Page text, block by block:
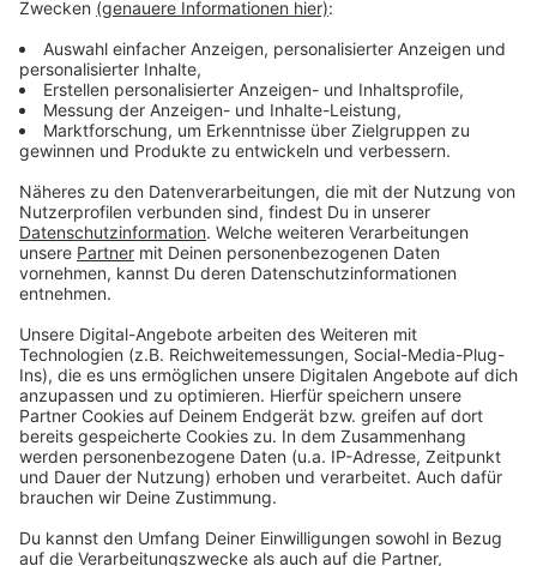
kann man helleren Straßenasphalt verbauen, wie es
jetzt schon in einigen Städten der Fall ist, um die
Temperatur zu senken. Dieser sei aber nicht ganz so
widerstandsfähig und verschmutze sehr schnell. Eine
weitere Möglichkeit: die temperierte Straße.
"Das funktioniert wie eine Fußbodenheizung. So
kann man sowohl Blitzeis verhindern an Stellen,
wo der Winterdienst nur schwer hinkommt. Bei
großer Hitze kann man so die Wärme aus der
Fahrbahn ableiten und weiterverwenden."
Für den Ingenieur wird die Straße 2050 immer mehr
Zusatzfunktionen bekommen. Es wird geforscht an
Fahrbahnen, auf denen Elektrofahrzeuge während der
Fahrt automatisch aufgeladen werden, ohne dass die
Batterie des Fahrzeugs belastet wird. Erste Versuche
Zander. Und auch Photovoltaik an Straßen sei jetzt